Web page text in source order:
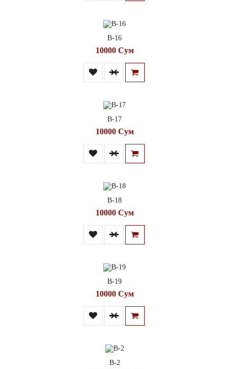
В-16
10000 Сум
В-17
10000 Сум
В-18
10000 Сум
В-19
10000 Сум
В-2